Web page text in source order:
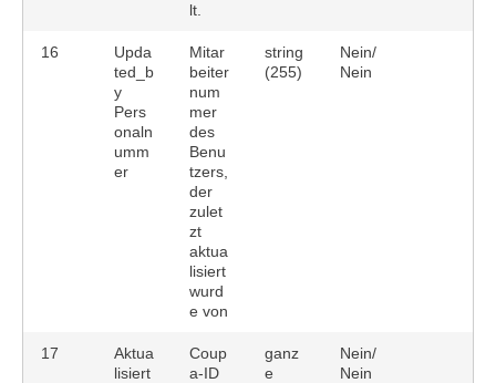
lt.
16
Upda
ted_b
y
Pers
onaln
umm
er
Mitar
beiter
num
mer
des
Benu
tzers,
der
zulet
zt
aktua
lisiert
wurd
e von
string
(255)
Nein/
Nein
17
Aktua
lisiert
Coup
a-ID
ganz
e
Nein/
Nein